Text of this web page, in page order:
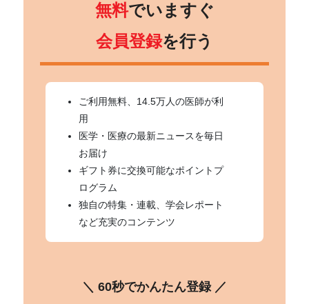
無料でいますぐ
会員登録を行う
ご利用無料、14.5万人の医師が利
用
医学・医療の最新ニュースを毎日
お届け
ギフト券に交換可能なポイントプ
ログラム
独自の特集・連載、学会レポート
など充実のコンテンツ
＼ 60秒でかんたん登録 ／